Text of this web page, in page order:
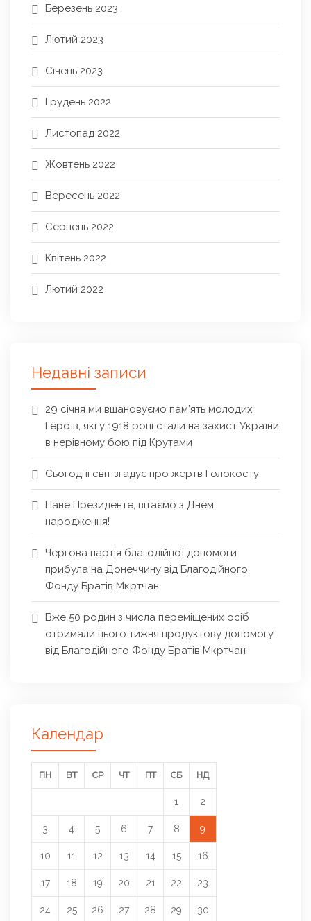
Березень 2023
Лютий 2023
Січень 2023
Грудень 2022
Листопад 2022
Жовтень 2022
Вересень 2022
Серпень 2022
Квітень 2022
Лютий 2022
Недавні записи
29 січня ми вшановуємо пам’ять молодих
Героїв, які у 1918 році стали на захист України
в нерівному бою під Крутами
Сьогодні світ згадує про жертв Голокосту
Пане Президенте, вітаємо з Днем
народження!
Чергова партія благодійної допомоги
прибула на Донеччину від Благодійного
Фонду Братів Мкртчан
Вже 50 родин з числа переміщених осіб
отримали цього тижня продуктову допомогу
від Благодійного Фонду Братів Мкртчан
Календар
ПН ВТ СР ЧТ ПТ СБ НД
1 2
3 4 5 6 7 8 9
10 11 12 13 14 15 16
17 18 19 20 21 22 23
24 25 26 27 28 29 30